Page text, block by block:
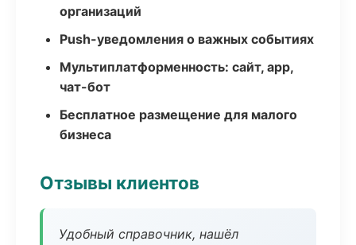
организаций
Push-уведомления о важных событиях
Мультиплатформенность: сайт, app,
чат-бот
Бесплатное размещение для малого
бизнеса
Отзывы клиентов
Удобный справочник, нашёл